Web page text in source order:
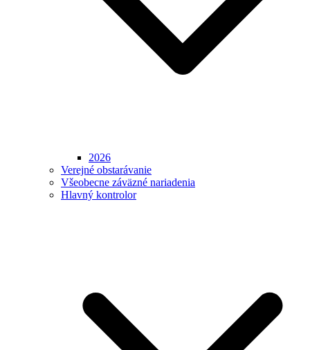
2026
Verejné obstarávanie
Všeobecne záväzné nariadenia
Hlavný kontrolor